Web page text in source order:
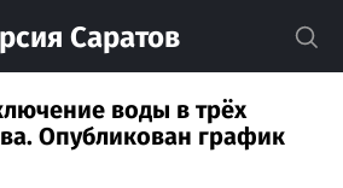
Саратов
воды в трёх
Опубликован график